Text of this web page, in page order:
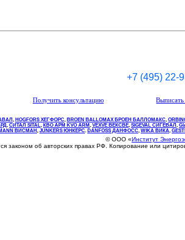
+7 (495) 22-
Получить консультацию
, НOGFORS ХЕГФОРС, BROEN BALLOMAX БРОЕН БАЛЛОМАКС,
, СИТАЛ SITAL, КВО АРМ KVO ARM, VEXVE ВЕКСВЕ, SIGEVAL СИГЕВАЛ ,
ВИСМАН , JUNKERS ЮНКЕРС. DANFOSS ДАНФОСС, WIKA ВИКА,
© ООО «Институт
законом об авторских правах РФ. Копирование или